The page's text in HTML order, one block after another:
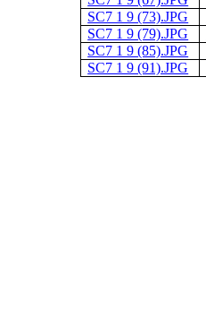
SC7 1 9 (73).JPG
SC7 1 9 (79).JPG
SC7 1 9 (85).JPG
SC7 1 9 (91).JPG